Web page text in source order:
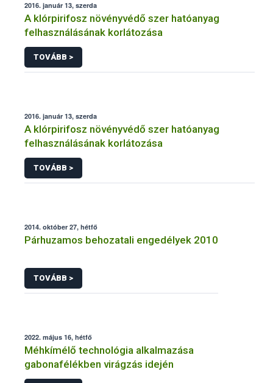
2016. január 13, szerda
A klórpirifosz növényvédő szer hatóanyag
felhasználásának korlátozása
TOVÁBB >
2016. január 13, szerda
A klórpirifosz növényvédő szer hatóanyag
felhasználásának korlátozása
TOVÁBB >
2014. október 27, hétfő
Párhuzamos behozatali engedélyek 2010
TOVÁBB >
2022. május 16, hétfő
Méhkímélő technológia alkalmazása
gabonafélékben virágzás idején